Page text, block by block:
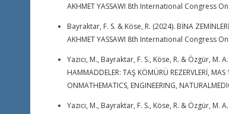
AKHMET YASSAWI 8th International Congress
Bayraktar, F. S. & Köse, R. (2024). BİNA
AKHMET YASSAWI 8th International Congress
Yazıcı, M., Bayraktar, F. S., Köse, R. & Özgür, M. A.
HAMMADDELER: TAŞ KÖMÜRÜ REZERVLERİ,
ONMATHEMATICS, ENGINEERING,
Yazıcı, M., Bayraktar, F. S., Köse, R. & Özgür, M. A.